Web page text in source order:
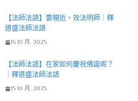
【法師法語】要親近，效法明師｜釋
道盛法師法語
15 10 月, 2025
【法師法語】在家如何慶祝佛誕呢？
｜釋道盛法師法語
15 10 月, 2025